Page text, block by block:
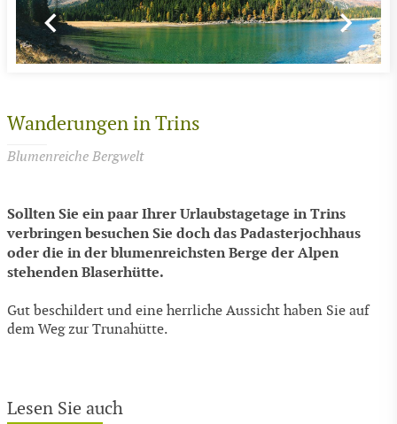
Wanderungen in Trins
Blumenreiche Bergwelt
Sollten Sie ein paar Ihrer Urlaubstagetage in Trins
verbringen besuchen Sie doch das Padasterjochhaus
oder die in der blumenreichsten Berge der Alpen
stehenden Blaserhütte.
Gut beschildert und eine herrliche Aussicht haben Sie auf
dem Weg zur Trunahütte.
Lesen Sie auch